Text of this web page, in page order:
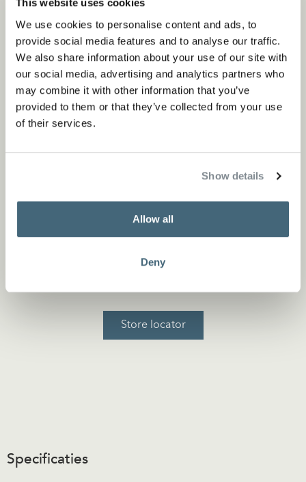
This website uses cookies
We use cookies to personalise content and ads, to
provide social media features and to analyse our traffic.
We also share information about your use of our site with
our social media, advertising and analytics partners who
may combine it with other information that you’ve
provided to them or that they’ve collected from your use
of their services.
Show details
Allow all
Deny
inspirerende bron voor architectuur en design. Uit 750
kandidaten en 14 categorieën is de DISC gekozen als
winnaar van de categorie Outdoor.
Interesse in dit product?
Store locator
Specificaties